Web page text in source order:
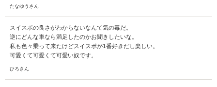
たなゆうさん
スイスポの良さがわからないなんて気の毒だ。
逆にどんな車なら満足したのかお聞きしたいな。
私も色々乗って来たけどスイスポが1番好きだし楽しい。
可愛くて可愛くて可愛い奴です。
ひろさん